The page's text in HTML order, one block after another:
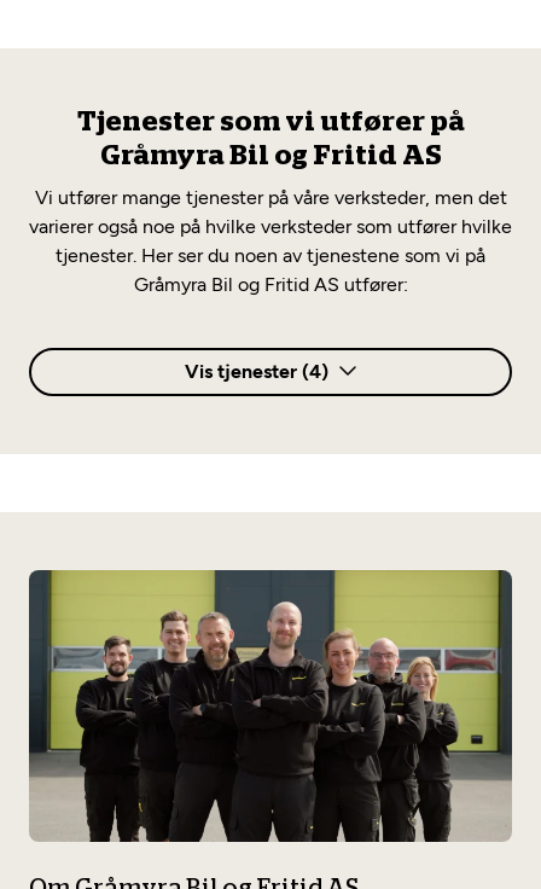
Tjenester som vi utfører på
Gråmyra Bil og Fritid AS
Vi utfører mange tjenester på våre verksteder, men det
varierer også noe på hvilke verksteder som utfører hvilke
tjenester. Her ser du noen av tjenestene som vi på
Gråmyra Bil og Fritid AS utfører:
Vis tjenester (4)
Diagnose/Feilsøking
EU-kontroll
EU-kontroll – Vanlig bil (opptil 3,5t)
Etterkontroll – EU-kontroll